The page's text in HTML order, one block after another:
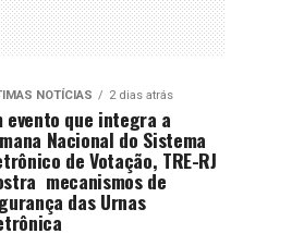
NOTÍCIAS 2 dias atrás
evento que integra a
Nacional do Sistema
de Votação, TRE-RJ
mecanismos de
das Urnas